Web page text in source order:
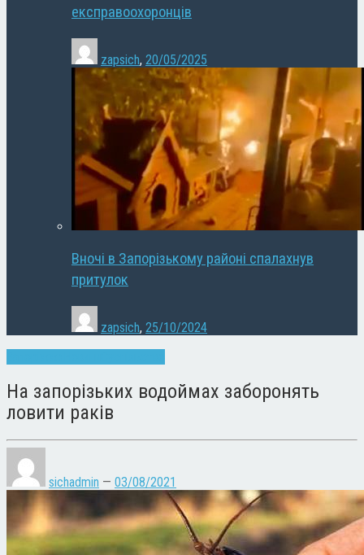
експравоохоронців
zapsich, 20/05/2025
Вночі в Запорізькому районі спалахнув
притулок
zapsich, 25/10/2024
На запорізьких водоймах заборонять
ловити раків
sichadmin — 03/08/2021